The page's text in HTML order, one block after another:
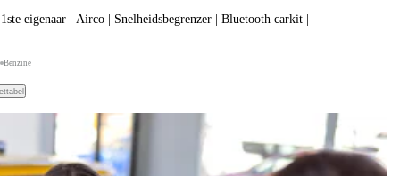
eigenaar | Airco | Snelheidsbegrenzer | Bluetooth carkit |
Benzine